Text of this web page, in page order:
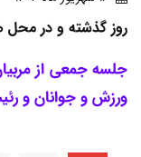
روز گذشته و در
جلسه جمعی از
ورزش و جوانان و